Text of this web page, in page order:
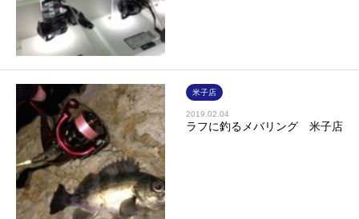
米子店
2019.02.04
ラフに釣るメバリング 米子店